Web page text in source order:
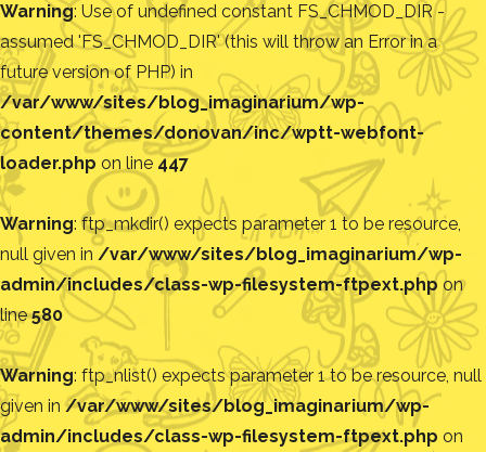
Warning: Use of undefined constant FS_CHMOD_DIR -
assumed 'FS_CHMOD_DIR' (this will throw an Error in a
future version of PHP) in
/var/www/sites/blog_imaginarium/wp-
content/themes/donovan/inc/wptt-webfont-
loader.php on line 447
Warning: ftp_mkdir() expects parameter 1 to be resource,
null given in /var/www/sites/blog_imaginarium/wp-
admin/includes/class-wp-filesystem-ftpext.php on
line580
Warning: ftp_nlist() expects parameter 1 to be resource, null
given in /var/www/sites/blog_imaginarium/wp-
admin/includes/class-wp-filesystem-ftpext.php on